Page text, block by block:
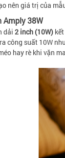
nên giá trị của
Amply 38W
dải 2 inch (10W)
công suất 10W
hay rè khi vặn